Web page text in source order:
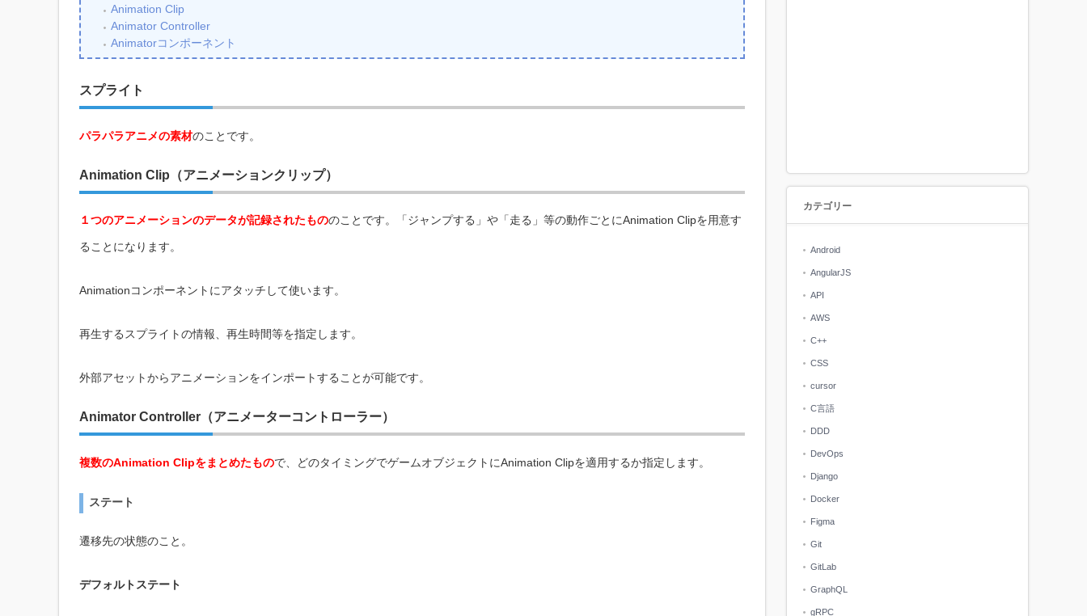
Animation Clip
Animator Controller
Animatorコンポーネント
スプライト
パラパラアニメの素材のことです。
Animation Clip（アニメーションクリップ）
１つのアニメーションのデータが記録されたもののことです。「ジャンプする」や「走る」等の動作ごとにAnimation Clipを用意す
ることになります。
Animationコンポーネントにアタッチして使います。
再生するスプライトの情報、再生時間等を指定します。
外部アセットからアニメーションをインポートすることが可能です。
Animator Controller（アニメーターコントローラー）
複数のAnimation Clipをまとめたもので、どのタイミングでゲームオブジェクトにAnimation Clipを適用するか指定します。
ステート
遷移先の状態のこと。
デフォルトステート
カテゴリー
Android
AngularJS
API
AWS
C++
CSS
cursor
C言語
DDD
DevOps
Django
Docker
Figma
Git
GitLab
GraphQL
gRPC